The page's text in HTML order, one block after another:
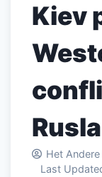
Kiev
Het
Last